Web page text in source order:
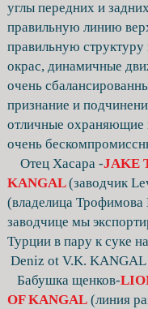
углы передних и
правильную линию
правильную
окрас, динамичные
очень
признание и
отличные охраняющие
очень
Отец Хасара -JAKE
KANGAL(заводчик
(владелица
заводчице мы
Турции в пару к суке
Deniz ot V.K.
Бабушка щенков-
OF KANGAL (линия